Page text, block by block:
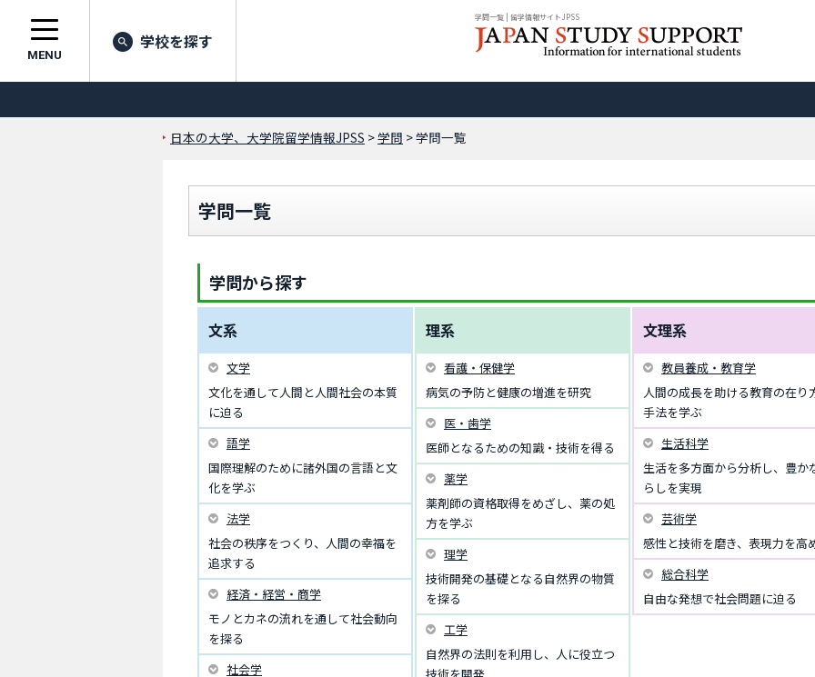
学問一覧 | 留学情報サイトJPSS
MENU
学校を探す
日本の大学、大学院留学情報JPSS >学問 > 学問一覧
学問一覧
学問から探す
文系
文学
文化を通して人間と人間社会の本質
に迫る
語学
国際理解のために諸外国の言語と文
化を学ぶ
法学
社会の秩序をつくり、人間の幸福を
追求する
経済・経営・商学
モノとカネの流れを通して社会動向
を探る
社会学
理系
看護・保健学
病気の予防と健康の増進を研究
医・歯学
医師となるための知識・技術を得る
薬学
薬剤師の資格取得をめざし、薬の処
方を学ぶ
理学
技術開発の基礎となる自然界の物質
を探る
工学
自然界の法則を利用し、人に役立つ
文理系
教員養成・教育学
人間の成長を助ける教育の在り
手法を学ぶ
生活科学
生活を多方面から分析し、豊か
らしを実現
芸術学
感性と技術を磨き、表現力を高
総合科学
自由な発想で社会問題に迫る